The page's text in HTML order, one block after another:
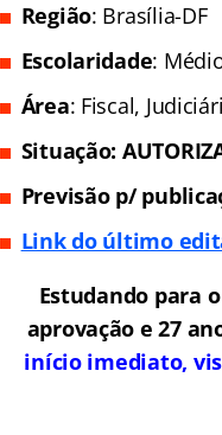
Região: Brasília-DF
Escolaridade:
Área: Fiscal,
Situação:
Previsão p/
Link do último
Estudando para
aprovação e 27
início imediato,